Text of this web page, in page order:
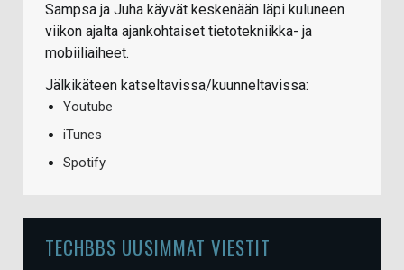
Sampsa ja Juha käyvät keskenään läpi kuluneen
viikon ajalta ajankohtaiset tietotekniikka- ja
mobiiliaiheet.
Jälkikäteen katseltavissa/kuunneltavissa:
Youtube
iTunes
Spotify
TECHBBS UUSIMMAT VIESTIT